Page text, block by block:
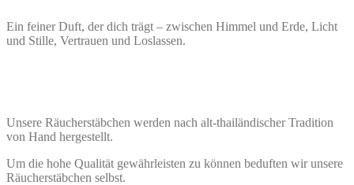
Ein feiner Duft, der dich trägt – zwischen Himmel und Erde, Licht
und Stille, Vertrauen und Loslassen.
Unsere Räucherstäbchen werden nach alt-thailändischer Tradition
von Hand hergestellt.
Um die hohe Qualität gewährleisten zu können beduften wir unsere
Räucherstäbchen selbst.